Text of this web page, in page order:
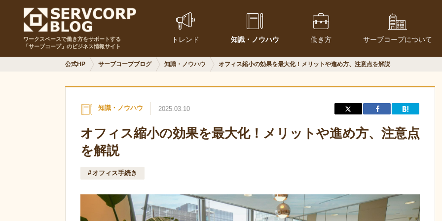
ワークスペースで働き方をサポートする
「サーブコープ」のビジネス情報サイト
トレンド 知識・ノウハウ 働き方 サーブコープについて
公式HP サーブコープブログ 知識・ノウハウ オフィス縮小の効果を最大化！メリットや進め方、注意点を解説
知識・ノウハウ 2025.03.10
オフィス縮小の効果を最大化！メリットや進め方、注意点
を解説
オフィス手続き